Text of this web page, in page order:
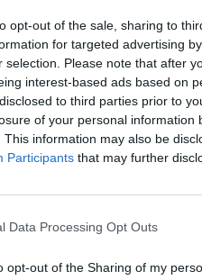
opt-out of the sale, sharing to
for targeted advertising
selection. Please note that after
interest-based ads based on
to third parties prior to
of your personal information
This information may also be
Participants that may further
Data Processing Opt Outs
opt-out of the Sharing of my